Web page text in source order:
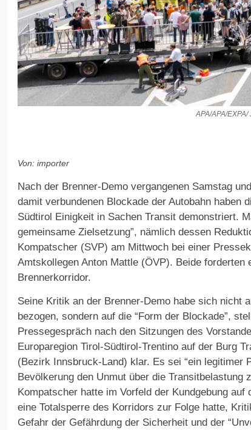
APA/APA/
Von: importer
Nach der Brenner-Demo vergangenen Samstag
damit verbundenen Blockade der Autobahn haben
Südtirol Einigkeit in Sachen Transit demonstriert.
gemeinsame Zielsetzung”, nämlich dessen
Kompatscher (SVP) am Mittwoch bei einer
Amtskollegen Anton Mattle (ÖVP). Beide forderten
Brennerkorridor.
Seine Kritik an der Brenner-Demo habe sich nicht
bezogen, sondern auf die “Form der Blockade”,
Pressegespräch nach den Sitzungen des
Europaregion Tirol-Südtirol-Trentino auf der Burg
(Bezirk Innsbruck-Land) klar. Es sei “ein legitimer
Bevölkerung den Unmut über die Transitbelastung
Kompatscher hatte im Vorfeld der Kundgebung auf
eine Totalsperre des Korridors zur Folge hatte,
Gefahr der Gefährdung der Sicherheit und der